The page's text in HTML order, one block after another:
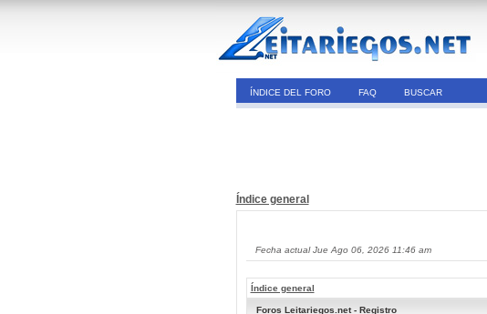
ÍNDICE DEL FORO FAQ BUSCAR
Índice general
Fecha actual Jue Ago 06, 2026 11:46 am
Índice general
Foros Leitariegos.net - Registro